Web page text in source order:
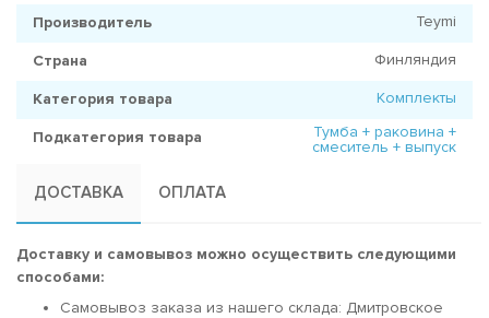
Производитель Teymi
Страна Финляндия
Категория товара Комплекты
Подкатегория товара
Тумба + раковина +
смеситель + выпуск
ДОСТАВКА ОПЛАТА
Доставку и самовывоз можно осуществить следующими
способами:
Самовывоз заказа из нашего склада: Дмитровское